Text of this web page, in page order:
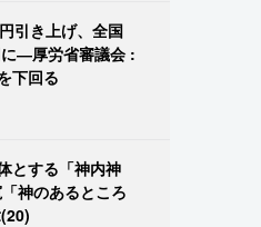
引き上げ、全国
―厚労省審議会 :
下回る
とする「神内神
神のあるところ